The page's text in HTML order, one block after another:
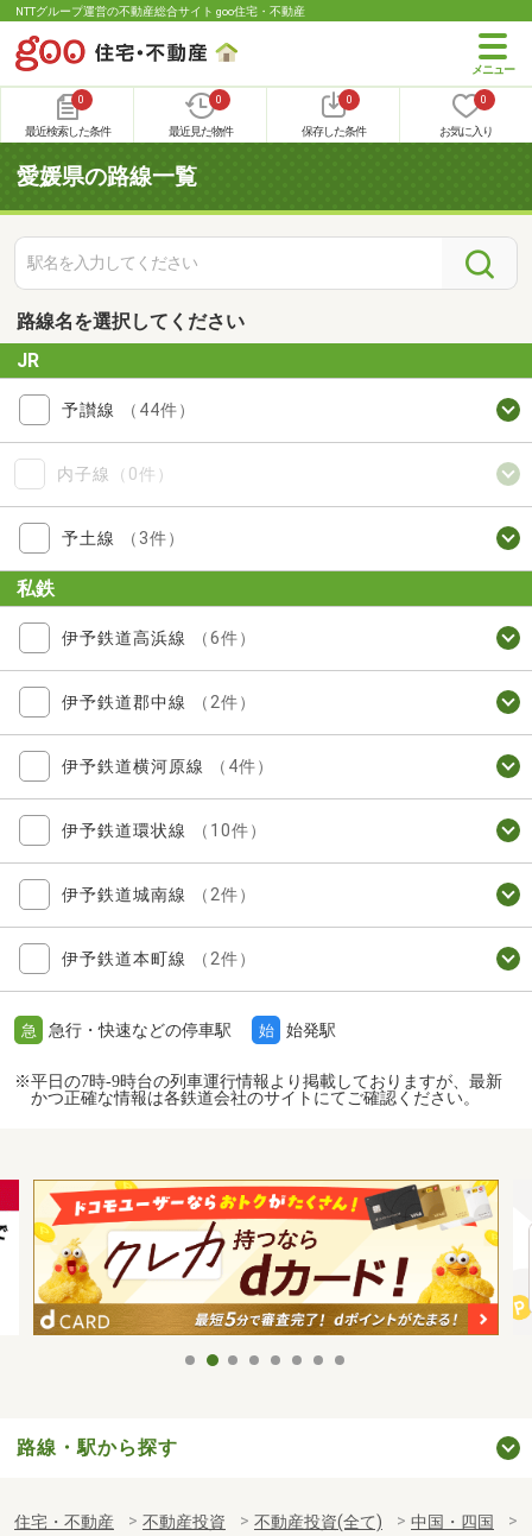
NTTグループ運営の不動産総合サイト goo住宅・不動産
0
最近検索した条件
0
最近見た物件
0
保存した条件
0
お気に入り
愛媛県の路線一覧
路線名を選択してください
JR
予讃線 （44件）
内子線 （0件）
予土線 （3件）
私鉄
伊予鉄道高浜線 （6件）
伊予鉄道郡中線 （2件）
伊予鉄道横河原線 （4件）
伊予鉄道環状線 （10件）
伊予鉄道城南線 （2件）
伊予鉄道本町線 （2件）
急 急行・快速などの停車駅 始 始発駅
※平日の7時-9時台の列車運行情報より掲載しておりますが、最新
かつ正確な情報は各鉄道会社のサイトにてご確認ください。
路線・駅から探す
住宅・不動産 不動産投資 不動産投資(全て)
中国・四国